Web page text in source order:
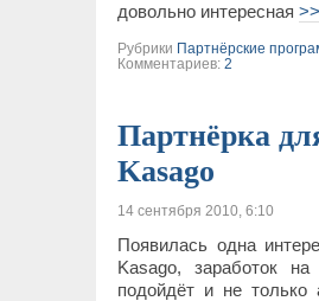
довольно интересная
Рубрики Партнёрские
Комментариев:2
Партнёрка
Kasago
14 сентября 2010, 6:10
Появилась одна
Kasago, заработок
подойдёт и не только